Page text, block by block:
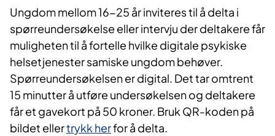
Ungdom mellom 16-25 år inviteres til å delta i
spørreundersøkelse eller intervju der deltakere får
muligheten til å fortelle hvilke digitale psykiske
helsetjenester samiske ungdom behøver.
Spørreundersøkelsen er digital. Det tar omtrent
15 minutter å utføre undersøkelsen og deltakere
får et gavekort på 50 kroner. Bruk QR-koden på
bildet ellertrykk herfor å delta.